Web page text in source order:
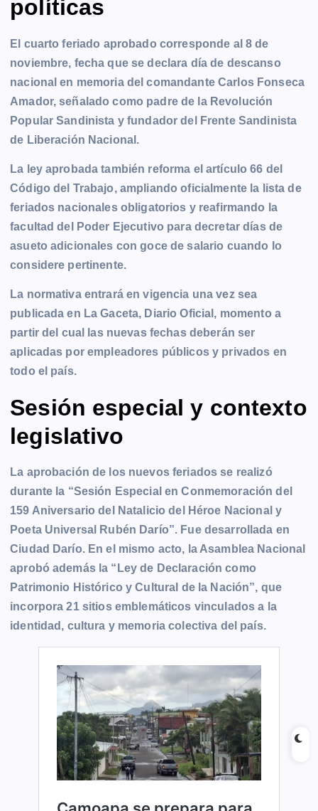
políticas
El cuarto feriado aprobado corresponde al 8 de
noviembre, fecha que se declara día de descanso
nacional en memoria del comandante Carlos Fonseca
Amador, señalado como padre de la Revolución
Popular Sandinista y fundador del Frente Sandinista
de Liberación Nacional.
La ley aprobada también reforma el artículo 66 del
Código del Trabajo, ampliando oficialmente la lista de
feriados nacionales obligatorios y reafirmando la
facultad del Poder Ejecutivo para decretar días de
asueto adicionales con goce de salario cuando lo
considere pertinente.
La normativa entrará en vigencia una vez sea
publicada en La Gaceta, Diario Oficial, momento a
partir del cual las nuevas fechas deberán ser
aplicadas por empleadores públicos y privados en
todo el país.
Sesión especial y contexto
legislativo
La aprobación de los nuevos feriados se realizó
durante la “Sesión Especial en Conmemoración del
159 Aniversario del Natalicio del Héroe Nacional y
Poeta Universal Rubén Darío”. Fue desarrollada en
Ciudad Darío. En el mismo acto, la Asamblea Nacional
aprobó además la “Ley de Declaración como
Patrimonio Histórico y Cultural de la Nación”, que
incorpora 21 sitios emblemáticos vinculados a la
identidad, cultura y memoria colectiva del país.